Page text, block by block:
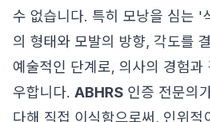
수 없습니다. 특히 모낭을 심는 '
의 형태와 모발의 방향, 각도를
예술적인 단계로, 의사의 경험
우합니다. ABHRS 인증 전문의
다해 직접 이식함으로써, 인위적